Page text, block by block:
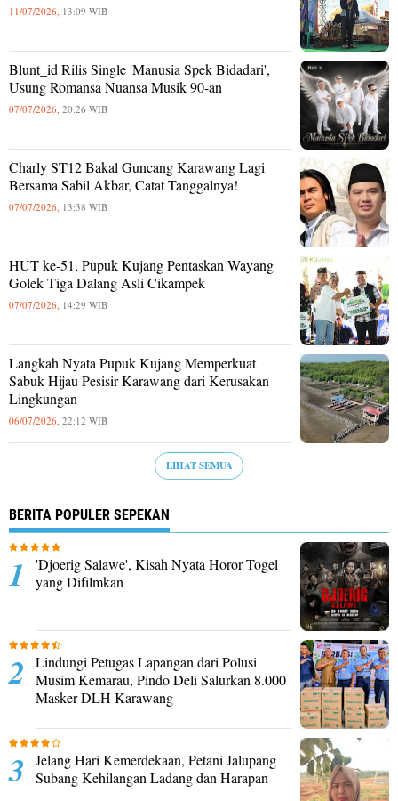
11/07/2026, 13:09 WIB
Blunt_id Rilis Single 'Manusia Spek Bidadari',
Usung Romansa Nuansa Musik 90-an
07/07/2026, 20:26 WIB
Charly ST12 Bakal Guncang Karawang Lagi
Bersama Sabil Akbar, Catat Tanggalnya!
07/07/2026, 13:38 WIB
HUT ke-51, Pupuk Kujang Pentaskan Wayang
Golek Tiga Dalang Asli Cikampek
07/07/2026, 14:29 WIB
Langkah Nyata Pupuk Kujang Memperkuat
Sabuk Hijau Pesisir Karawang dari Kerusakan
Lingkungan
06/07/2026, 22:12 WIB
LIHAT SEMUA
BERITA POPULER SEPEKAN
'Djoerig Salawe', Kisah Nyata Horor Togel
yang Difilmkan
Lindungi Petugas Lapangan dari Polusi
Musim Kemarau, Pindo Deli Salurkan 8.000
Masker DLH Karawang
Jelang Hari Kemerdekaan, Petani Jalupang
Subang Kehilangan Ladang dan Harapan